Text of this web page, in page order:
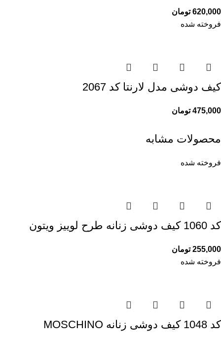
620,000 تومان
فروخته شده
کیف دوشی مدل لارنتا کد 2067
475,000 تومان
محصولات مشابه
فروخته شده
کد 1060 کیف دوشی زنانه طرح لوییز ویتون
255,000 تومان
فروخته شده
کد 1048 کیف دوشی زنانه MOSCHINO